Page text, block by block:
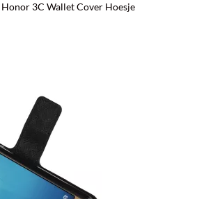
3C Wallet Cover Hoesje